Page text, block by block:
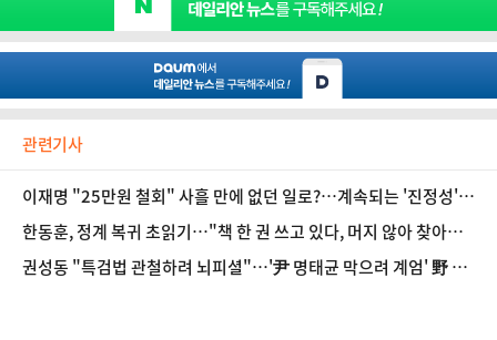
관련기사
이재명 "25만원 철회" 사흘 만에 없던 일로?…계속되는 '진정성'
논란
한동훈, 정계 복귀 초읽기…"책 한 권 쓰고 있다, 머지 않아 찾아뵐
것"
권성동 "특검법 관철하려 뇌피셜"…'尹 명태균 막으려 계엄' 野 주